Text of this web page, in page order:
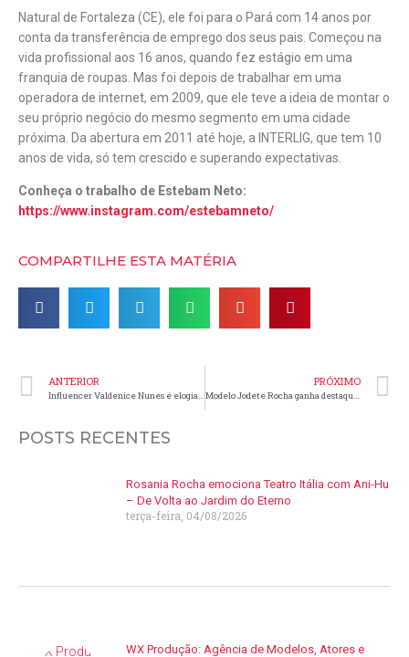
Natural de Fortaleza (CE), ele foi para o Pará com 14 anos por
conta da transferência de emprego dos seus pais. Começou na
vida profissional aos 16 anos, quando fez estágio em uma
franquia de roupas. Mas foi depois de trabalhar em uma
operadora de internet, em 2009, que ele teve a ideia de montar o
seu próprio negócio do mesmo segmento em uma cidade
próxima. Da abertura em 2011 até hoje, a INTERLIG, que tem 10
anos de vida, só tem crescido e superando expectativas.
Conheça o trabalho de Estebam Neto:
https://www.instagram.com/estebamneto/
COMPARTILHE ESTA MATÉRIA
ANTERIOR
Influencer Valdenice Nunes é elogiada por seguidores
PRÓXIMO
Modelo Jodete Rocha ganha destaque na mídia após mostrar suas viagens
POSTS RECENTES
Rosania Rocha emociona Teatro Itália com Ani-Hu
– De Volta ao Jardim do Eterno
terça-feira, 04/08/2026
WX Produção: Agência de Modelos, Atores e